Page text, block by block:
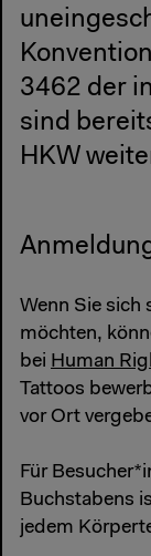
3462 der
sind
HKW
Wenn Sie sich
möchten,
bei Human
Tattoos
vor Ort
Für
Buchstabens
jedem